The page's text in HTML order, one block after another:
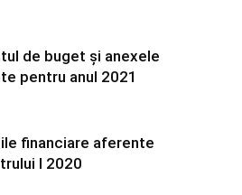
de buget și anexele
pentru anul 2021
financiare aferente
I 2020